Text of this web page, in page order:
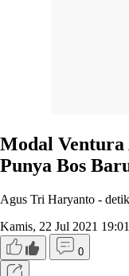
Modal Ventura
Punya Bos
Agus Tri Haryanto -
Kamis, 22 Jul 2021
0